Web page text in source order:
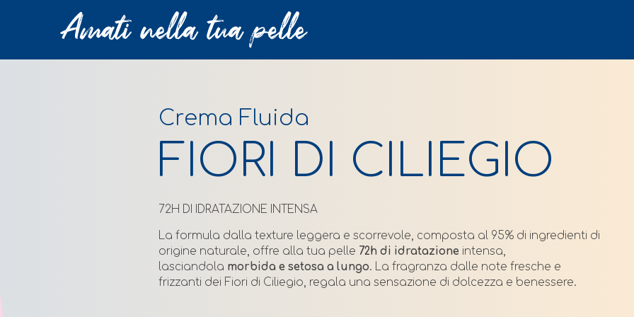
Crema Fluida
FIORI DI CILIEGIO
72H DI IDRATAZIONE INTENSA
La formula dalla texture leggera e scorrevole, composta al 95% di ingredienti di
origine naturale, offre alla tua pelle 72h di idratazione intensa,
lasciandola morbida e setosa a lungo. La fragranza dalle note fresche e
frizzanti dei Fiori di Ciliegio, regala una sensazione di dolcezza e benessere.